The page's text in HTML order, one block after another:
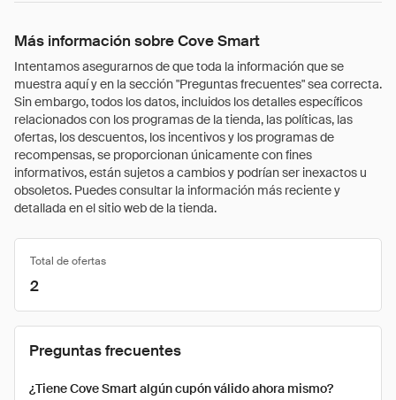
Más información sobre Cove Smart
Intentamos asegurarnos de que toda la información que se
muestra aquí y en la sección "Preguntas frecuentes" sea correcta.
Sin embargo, todos los datos, incluidos los detalles específicos
relacionados con los programas de la tienda, las políticas, las
ofertas, los descuentos, los incentivos y los programas de
recompensas, se proporcionan únicamente con fines
informativos, están sujetos a cambios y podrían ser inexactos u
obsoletos. Puedes consultar la información más reciente y
detallada en el sitio web de la tienda.
Total de ofertas
2
Preguntas frecuentes
¿Tiene Cove Smart algún cupón válido ahora mismo?